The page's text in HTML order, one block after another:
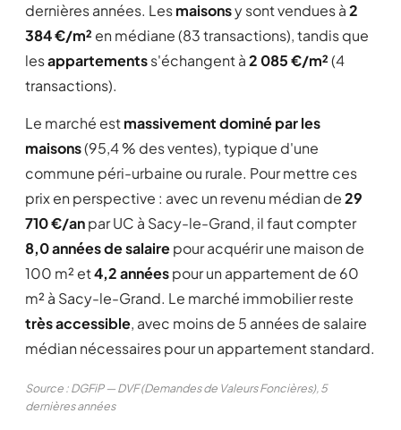
dernières années. Lesmaisonsy sont vendues à2
384 €/m² en médiane (83 transactions), tandis que
lesappartementss'échangent à2 085 €/m²(4
transactions).
Le marché estmassivement dominé par les
maisons(95,4 % des ventes), typique d'une
commune péri-urbaine ou rurale. Pour mettre ces
prix en perspective : avec un revenu médian de29
710 €/anpar UC à Sacy-le-Grand, il faut compter
8,0 années de salairepour acquérir une maison de
100 m² et4,2 annéespour un appartement de 60
m² à Sacy-le-Grand. Le marché immobilier reste
très accessible, avec moins de 5 années de salaire
médian nécessaires pour un appartement standard.
Source : DGFiP — DVF (Demandes de Valeurs Foncières), 5
dernières années